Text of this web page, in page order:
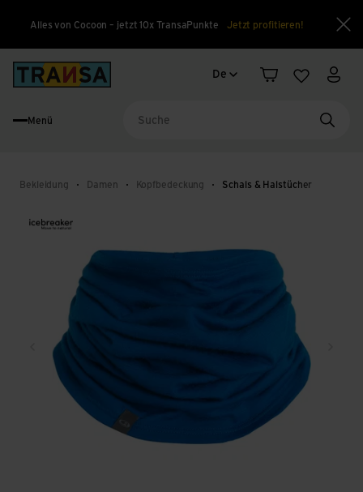
Alles von Cocoon – jetzt 10x TransaPunkte Jetzt profitieren!
Sprachwechsel
De
Warenkorb
Merkliste
Menü
Bekleidung Damen Kopfbedeckung Schals & Halstücher
Zurück